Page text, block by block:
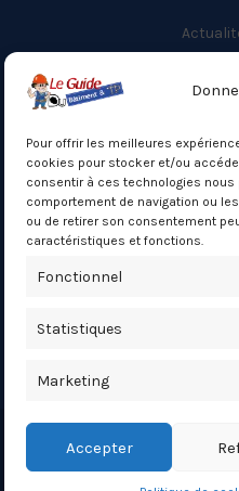
Pour offrir les meilleures
cookies pour stocker et/ou
consentir à ces technologies
comportement de navigation ou
ou de retirer son consentement
caractéristiques et fonctions.
Fonctionnel
Statistiques
Marketing
Accepter
Nos